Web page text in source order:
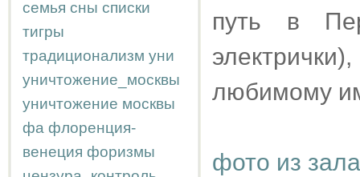
семья сны списки
тигры
традиционализм уни
уничтожение_москвы
уничтожение москвы
фа флоренция-
венеция форизмы
путь в
любимому
фото из зала